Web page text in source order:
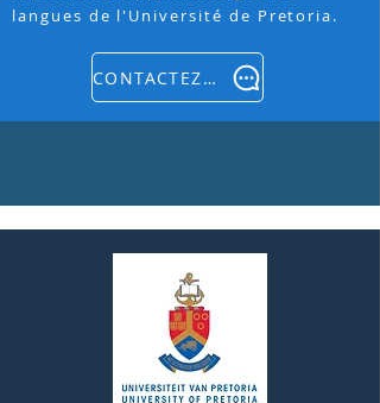
langues de l'Université de Pretoria.
CONTACTEZ-NOUS